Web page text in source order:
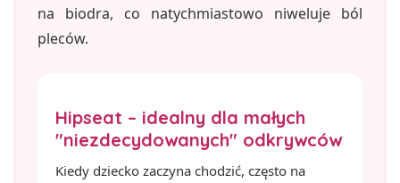
na biodra, co natychmiastowo niweluje ból
pleców.
Hipseat – idealny dla małych
"niezdecydowanych" odkrywców
Kiedy dziecko zaczyna chodzić, często na